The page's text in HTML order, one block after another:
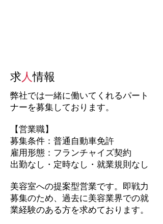
求人情報
弊社では一緒に働いてくれるパート
ナーを募集しております。
【営業職】
募集条件：普通自動車免許
雇用形態：フランチャイズ契約
出勤なし・定時なし・就業規則なし
美容室への提案型営業です。即戦力
募集のため、過去に美容業界での就
業経験のある方を求めております。​